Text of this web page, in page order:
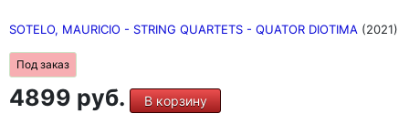
SOTELO, MAURICIO - STRING QUARTETS - QUATOR DIOTIMA (2021)
Под заказ
4899 руб. В корзину